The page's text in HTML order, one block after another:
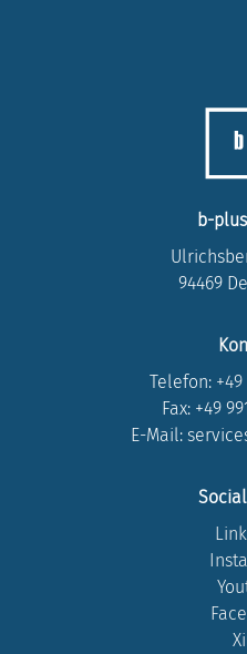
b-
94469
Telefon:
Fax: +49
E-Mail: